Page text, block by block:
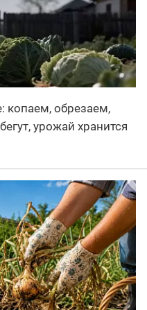
копаем, обрезаем,
урожай хранится